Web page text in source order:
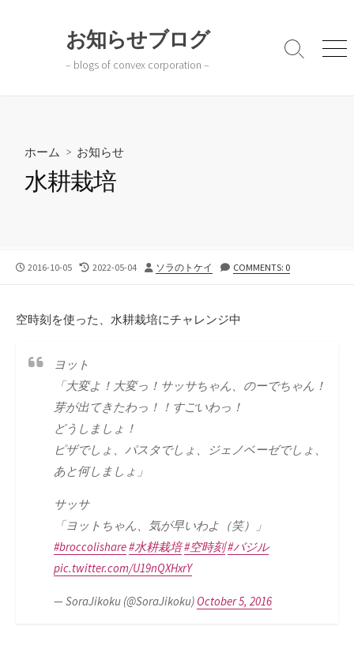
お知らせブログ
– blogs of convex corporation –
検
メ
ホーム > お知らせ
水耕栽培
公
2016-10-05
最
日
2022-05-04
投
ソラのトケイ COMMENTS: 0
空時刻を使った、水耕栽培にチャレンジ中
ヨット
「大変よ！大変っ！サッサちゃん、のーでちゃん！
芽が出てきたわっ！！すごいわっ！
どうしましょ！
ピザでしょ、パスタでしょ、ジェノベーゼでしょ、
あと何しましょ」
サッサ
「ヨットちゃん、気が早いわよ（笑）」
#broccolishare#水耕栽培#空時刻#バジル
pic.twitter.com/U19nQXHxrY
— SoraJikoku (@SoraJikoku) October 5, 2016